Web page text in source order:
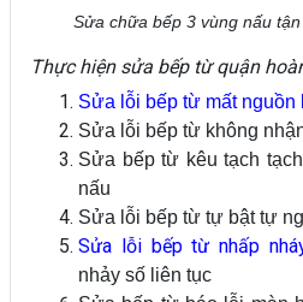
Sửa chữa bếp 3 vùng nấu
Thực hiện sửa bếp từ quận
Sửa lỗi bếp từ mất nguồn
Sửa lỗi bếp từ không
Sửa bếp từ kêu tạch
nấu
Sửa lỗi bếp từ tự bật tự
Sửa lỗi bếp từ nhấp
nhảy số liên tục